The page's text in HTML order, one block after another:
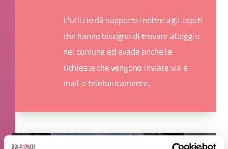
L'ufficio dà supporto inoltre agli ospiti
che hanno bisogno di trovare alloggio
nel comune ed evade anche le
richieste che vengono inviate via e
mail o telefonicamente.